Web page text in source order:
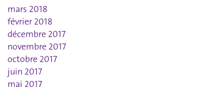
mars 2018
février 2018
décembre 2017
novembre 2017
octobre 2017
juin 2017
mai 2017